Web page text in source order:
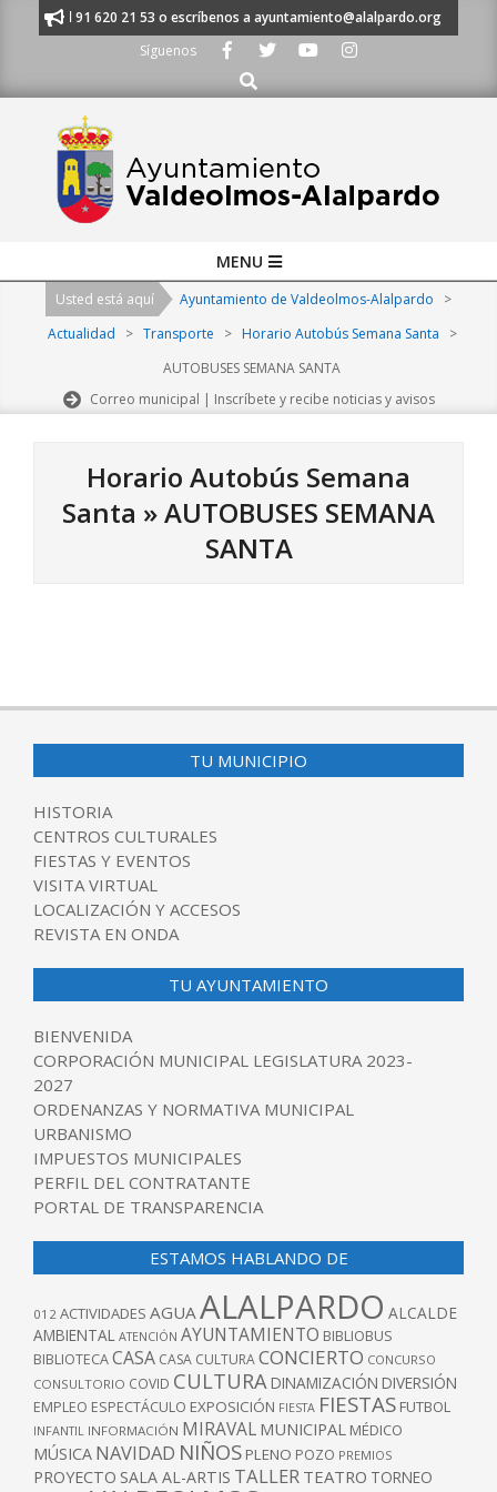
Llámanos al 91 620 21 53 o escríbenos a ayuntamiento@alalpardo.org
Síguenos
Buscar
Navigation
MENU
Usted está aquí Ayuntamiento de Valdeolmos-Alalpardo
>
Actualidad
> Transporte > Horario Autobús Semana Santa
>
AUTOBUSES SEMANA SANTA
Correo municipal | Inscríbete y recibe noticias y avisos
Horario Autobús Semana
Santa »AUTOBUSES SEMANA
SANTA
04-
TU MUNICIPIO
HISTORIA
CENTROS CULTURALES
FIESTAS Y EVENTOS
VISITA VIRTUAL
LOCALIZACIÓN Y ACCESOS
REVISTA EN ONDA
TU AYUNTAMIENTO
BIENVENIDA
CORPORACIÓN MUNICIPAL LEGISLATURA 2023-
2027
ORDENANZAS Y NORMATIVA MUNICIPAL
URBANISMO
IMPUESTOS MUNICIPALES
PERFIL DEL CONTRATANTE
PORTAL DE TRANSPARENCIA
ESTAMOS HABLANDO DE
012 ACTIVIDADES AGUAALALPARDO ALCALDE
AMBIENTAL ATENCIÓN AYUNTAMIENTO BIBLIOBUS
BIBLIOTECACASA CASA CULTURACONCIERTO CONCURSO
CONSULTORIO COVID CULTURA DINAMIZACIÓN DIVERSIÓN
EMPLEO ESPECTÁCULO EXPOSICIÓN FIESTA FIESTAS FUTBOL
INFANTIL INFORMACIÓN MIRAVAL MUNICIPAL MÉDICO
MÚSICA NAVIDAD NIÑOS PLENO POZO PREMIOS
PROYECTO SALA AL-ARTIS TALLER TEATRO TORNEO